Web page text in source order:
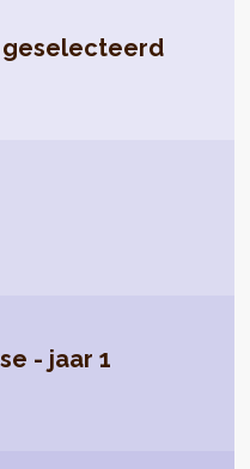
- jaar 1